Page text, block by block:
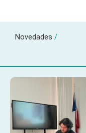
Novedades /